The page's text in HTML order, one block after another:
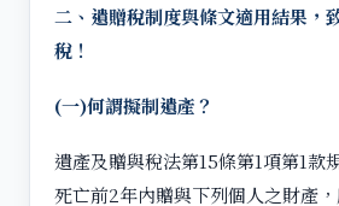
二、遺贈稅制度與條文適用結果，
稅！
(一)何謂擬制遺產？
遺產及贈與稅法第15條第1項第1款
死亡前2年內贈與下列個人之財產